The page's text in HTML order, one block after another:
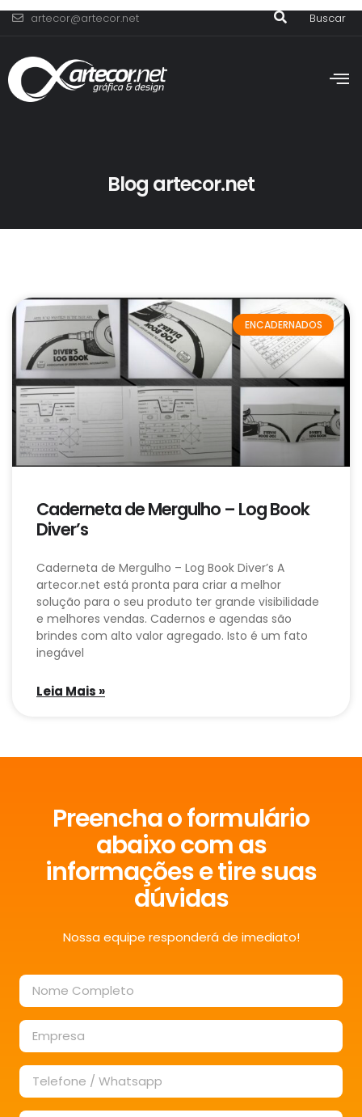
artecor@artecor.net Buscar
Blog artecor.net
ENCADERNADOS
Caderneta de Mergulho – Log Book
Diver’s
Caderneta de Mergulho – Log Book Diver’s A
artecor.net está pronta para criar a melhor
solução para o seu produto ter grande visibilidade
e melhores vendas. Cadernos e agendas são
brindes com alto valor agregado. Isto é um fato
inegável
Leia Mais »
Preencha o formulário
abaixo com as
informações e tire suas
dúvidas
Nossa equipe responderá de imediato!